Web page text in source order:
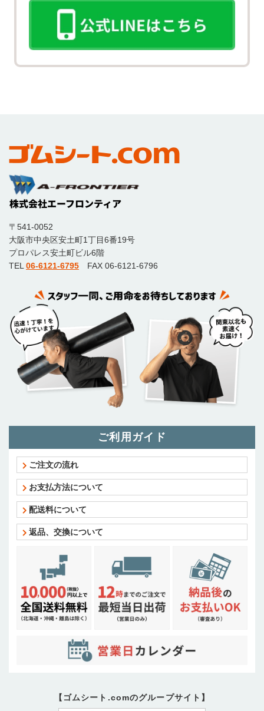
〒541-0052
大阪市中央区安土町1丁目6番19号
プロパレス安土町ビル6階
TEL06-6121-6795 FAX 06-6121-6796
ご利用ガイド
ご注文の流れ
お支払方法について
配送料について
返品、交換について
【ゴムシート.comのグループサイト】